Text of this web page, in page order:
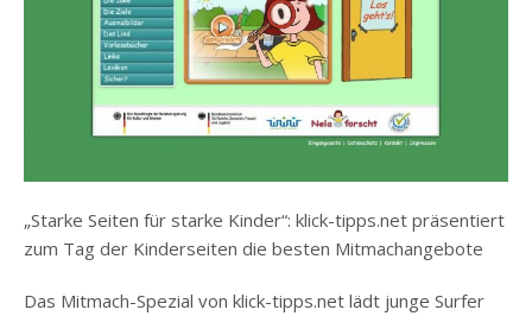
„Starke Seiten für starke Kinder“: klick-tipps.net präsentiert
zum Tag der Kinderseiten die besten Mitmachangebote
Das Mitmach-Spezial von klick-tipps.net lädt junge Surfer